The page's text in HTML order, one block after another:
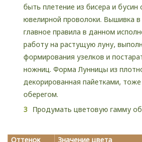
быть плетение из бисера и бусин
ювелирной проволоки. Вышивка в
главное правила в данном
работу на растущую луну,
формирования узелков и
ножниц. Форма Лунницы из
декорированная пайетками,
оберегом.
Продумать цветовую гамму
Оттенок
Значение цвета